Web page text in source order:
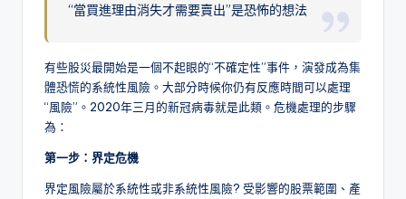
“當買進理由消失才需要賣出”是恐怖的想法
有些股災最開始是一個不起眼的“不確定性”事件，演發成為集
體恐慌的系統性風險。大部分時候你仍有反應時間可以處理
“風險”。2020年三月的新冠病毒就是此類。危機處理的步驟
為：
第一步：界定危機
界定風險屬於系統性或非系統性風險? 受影響的股票範圍、產